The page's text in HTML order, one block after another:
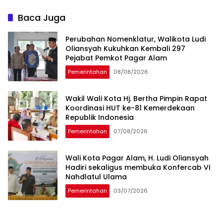
Momentum Perak
Baca Juga
Perubahan Nomenklatur, Walikota Ludi
Oliansyah Kukuhkan Kembali 297
Pejabat Pemkot Pagar Alam
Pemerintahan 08/08/2026
Wakil Wali Kota Hj. Bertha Pimpin ​Rapat
Koordinasi HUT ke-81 Kemerdekaan
Republik Indonesia
Pemerintahan 07/08/2026
Wali Kota Pagar Alam, H. Ludi Oliansyah
Hadiri sekaligus membuka Konfercab VI
Nahdlatul Ulama
Pemerintahan 03/07/2026